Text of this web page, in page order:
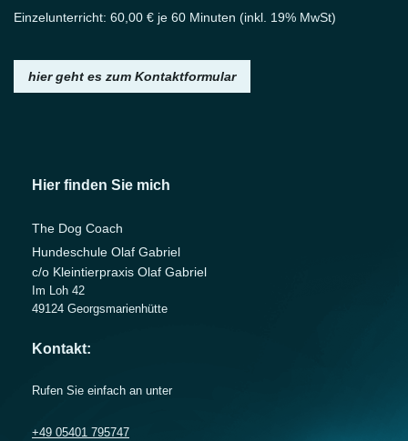
Einzelunterricht: 60,00 € je 60 Minuten (inkl. 19% MwSt)
hier geht es zum Kontaktformular
Hier finden Sie mich
The Dog Coach
Hundeschule Olaf Gabriel
c/o Kleintierpraxis Olaf Gabriel
Im Loh 42
49124 Georgsmarienhütte
Kontakt:
Rufen Sie einfach an unter
+49 05401 795747